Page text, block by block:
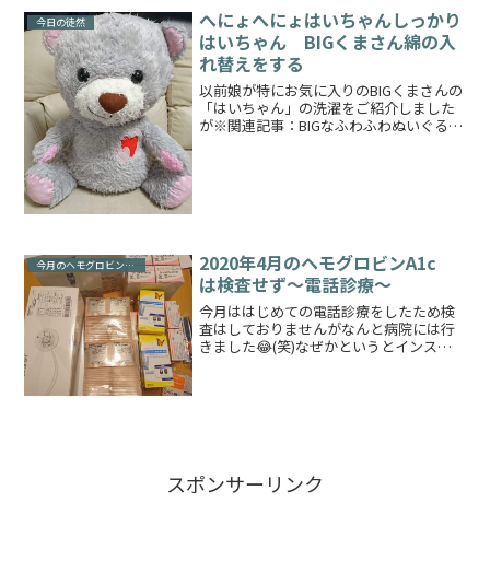
初は丸をぐるぐる描いているだけだった
のに成長したなあ～ちなみ...
今日の徒然
へにょへにょはいちゃんしっかり
はいちゃん BIGくまさん綿の入
れ替えをする
以前娘が特にお気に入りのBIGくまさんの
「はいちゃん」の洗濯をご紹介しました
が※関連記事：BIGなふわふわぬいぐるみ
今月のヘモグロビンA1c
2020年4月のヘモグロビンA1c
は検査せず～電話診療～
今月ははじめての電話診療をしたため検
査はしておりませんがなんと病院には行
きました😂(笑)なぜかというとインスリ
スポンサーリンク